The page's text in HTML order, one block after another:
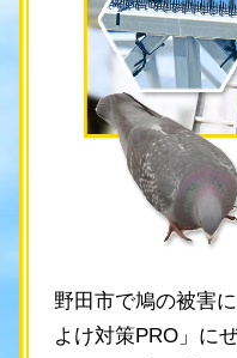
野田市で鳩の被害
よけ対策PRO」に